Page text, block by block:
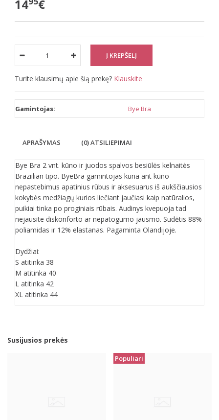
14 €
Turite klausimų apie šią prekę? Klauskite
Gamintojas: Bye Bra
APRAŠYMAS (0) ATSILIEPIMAI
Bye Bra 2 vnt. kūno ir juodos spalvos besiūlės kelnaitės
Braziilian tipo. ByeBra gamintojas kuria ant kūno
nepastebimus apatinius rūbus ir aksesuarus iš aukščiausios
kokybės medžiagų kurios liečiant jaučiasi kaip natūralios,
puikiai tinka po proginiais rūbais. Audinys kvepuoja tad
nejausite diskonforto ar nepatogumo jausmo. Sudėtis 88%
poliamidas ir 12% elastanas. Pagaminta Olandijoje.
Dydžiai:
S atitinka 38
M atitinka 40
L atitinka 42
XL atitinka 44
Susijusios prekės
Populiari